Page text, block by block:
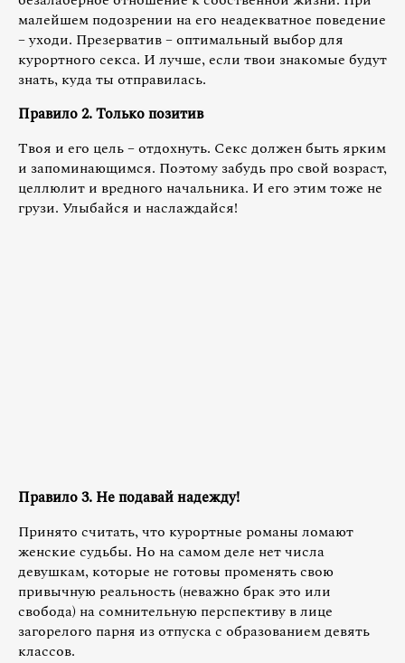
малейшем подозрении на его неадекватное поведение
– уходи. Презерватив – оптимальный выбор для
курортного секса. И лучше, если твои знакомые будут
знать, куда ты отправилась.
Правило 2. Только позитив
Твоя и его цель – отдохнуть. Секс должен быть ярким
и запоминающимся. Поэтому забудь про свой возраст,
целлюлит и вредного начальника. И его этим тоже не
грузи. Улыбайся и наслаждайся!
Правило 3. Не подавай надежду!
Принято считать, что курортные романы ломают
женские судьбы. Но на самом деле нет числа
девушкам, которые не готовы променять свою
привычную реальность (неважно брак это или
свобода) на сомнительную перспективу в лице
загорелого парня из отпуска с образованием девять
классов.